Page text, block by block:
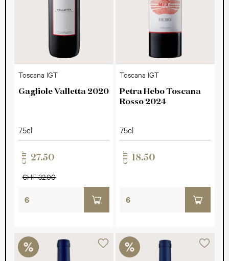
Toscana IGT
Gagliole Valletta 2020
75cl
CHF 27.50
CHF 32.00
Toscana IGT
Petra Hebo Toscana
Rosso 2024
75cl
CHF 18.50